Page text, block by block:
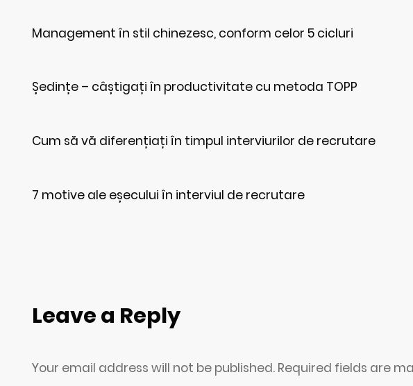
Management în stil chinezesc, conform celor 5 cicluri
Ședințe – câștigați în productivitate cu metoda TOPP
Cum să vă diferențiați în timpul interviurilor de recrutare
7 motive ale eșecului în interviul de recrutare
Leave a Reply
Your email address will not be published. Required fields are